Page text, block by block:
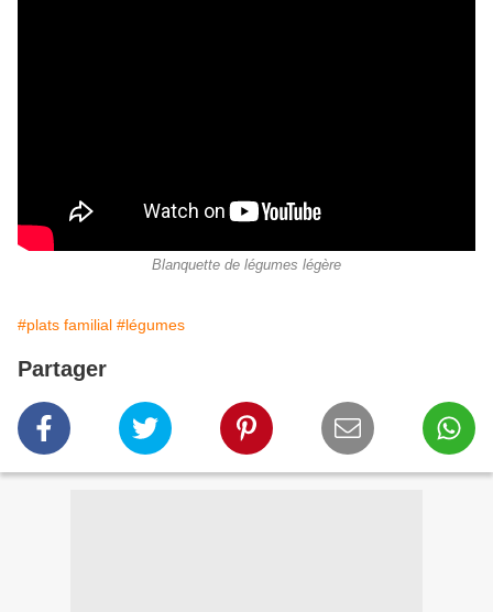
Blanquette de légumes légère
#plats familial #légumes
Partager